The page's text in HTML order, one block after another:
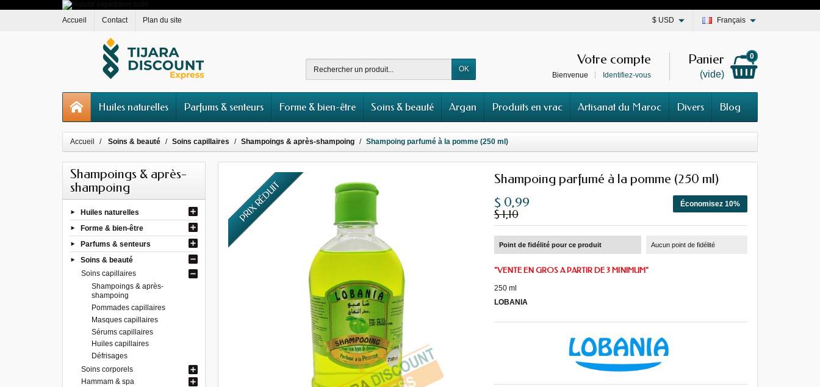
Accueil Contact Plan du site Français
$ USD
OK
Panier
(vide)
0
Votre compte
Bienvenue Identifiez-vous
Huiles naturelles Parfums & senteurs Forme & bien-être Soins & beauté Argan Produits en vrac Artisanat du Maroc Divers Blog
Accueil Soins & beauté Soins capillaires Shampoings & après-shampoing Shampoing parfumé à la pomme (250 ml)
Shampoings & après-
shampoing
Huiles naturelles
Forme & bien-être
Parfums & senteurs
Soins & beauté
Soins capillaires
Shampoings & après-
shampoing
Pommades capillaires
Masques capillaires
Sérums capillaires
Huiles capillaires
Défrisages
Soins corporels
Hammam & spa
PRIX RÉDUIT
Shampoing parfumé à la pomme (250 ml)
Économisez 10%
$ 0,99
$ 1,10
Point de fidélité pour ce produit Aucun point de fidélité
"VENTE EN GROS A PARTIR DE 3 MINIMUM"
250 ml
LOBANIA